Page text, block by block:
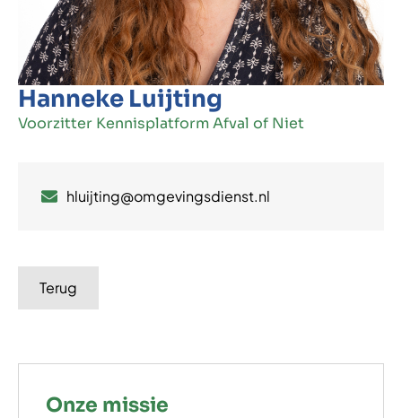
Hanneke Luijting
Voorzitter Kennisplatform Afval of Niet
hluijting@omgevingsdienst.nl
Terug
Onze missie